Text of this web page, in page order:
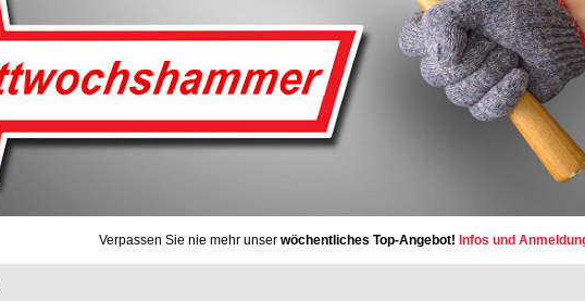
Verpassen Sie nie mehr unser wöchentliches Top-Angebot! Infos und